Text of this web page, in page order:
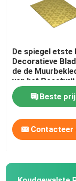
Koudgewalst
Warmgewalst
Decoratief
De spiegel etste
Decoratieve
de de
van het Roestvrij
staalblad Gouden
Beste
Contacteer